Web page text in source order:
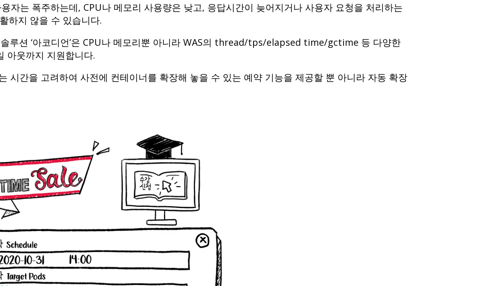
자는 폭주하는데, CPU나 메모리 사용량은 낮고, 응답시간이 늦어지거나 사용자 요청을 처리하는
하지 않을 수 있습니다.
루션 ‘아코디언’은 CPU나 메모리뿐 아니라 WAS의 thread/tps/elapsed time/gctime 등 다양한
아웃까지 지원합니다.
시간을 고려하여 사전에 컨테이너를 확장해 놓을 수 있는 예약 기능을 제공할 뿐 아니라 자동 확장